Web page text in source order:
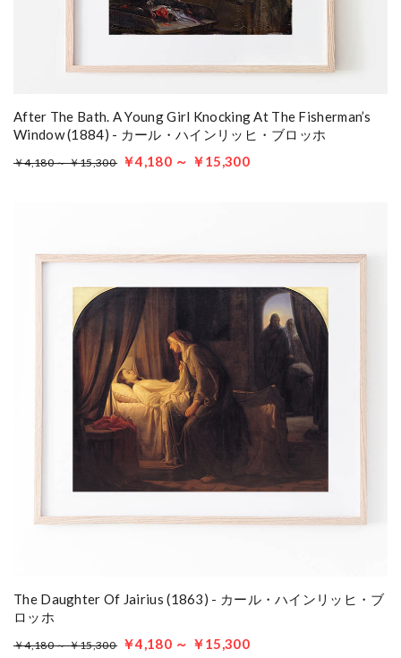
After The Bath. A Young Girl Knocking At The Fisherman’s
Window (1884) - カール・ハインリッヒ・ブロッホ
￥4,180 ～ ￥15,300 ￥4,180 ～ ￥15,300
The Daughter Of Jairius (1863) - カール・ハインリッヒ・ブ
ロッホ
￥4,180 ～ ￥15,300 ￥4,180 ～ ￥15,300